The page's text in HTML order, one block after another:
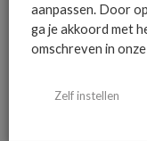
aanpassen. Door
ga je akkoord met
omschreven in onze
Zelf instellen